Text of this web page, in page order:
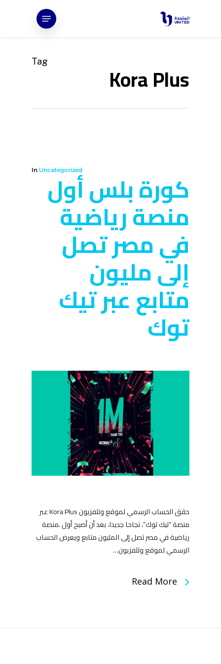
Menu
Tag Kora Plus
In Uncategorized
كورة بلس أول
منصة رياضية
في مصر تصل
إلى مليون
متابع عبر تيك
توك
حقق الحساب الرسمي لموقع وتلفزيون Kora Plus عبر
منصة “تيك توك”، نجاحا جديدا، بعد أن أصبح أول .منصة
رياضية في مصر تصل إلى المليون متابع ويعرض الحساب
الرسمي لموقع وتلفزيون…
Read More